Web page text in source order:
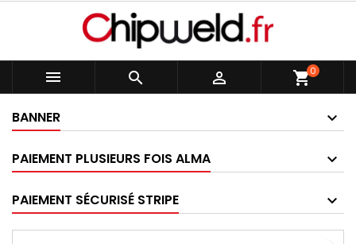
   shopping_cart0
BANNER
PAIEMENT PLUSIEURS FOIS ALMA
PAIEMENT SÉCURISÉ STRIPE